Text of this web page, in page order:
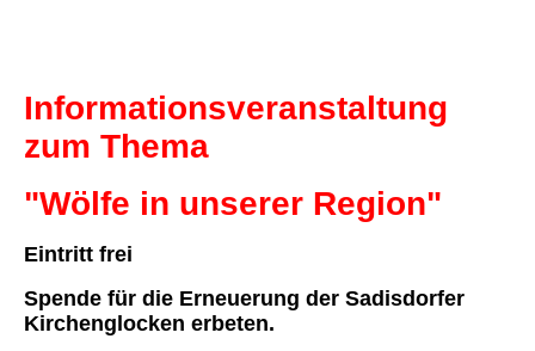
Informationsveranstaltung
zum Thema
"Wölfe in unserer Region"
Eintritt frei
Spende für die Erneuerung der Sadisdorfer
Kirchenglocken erbeten.